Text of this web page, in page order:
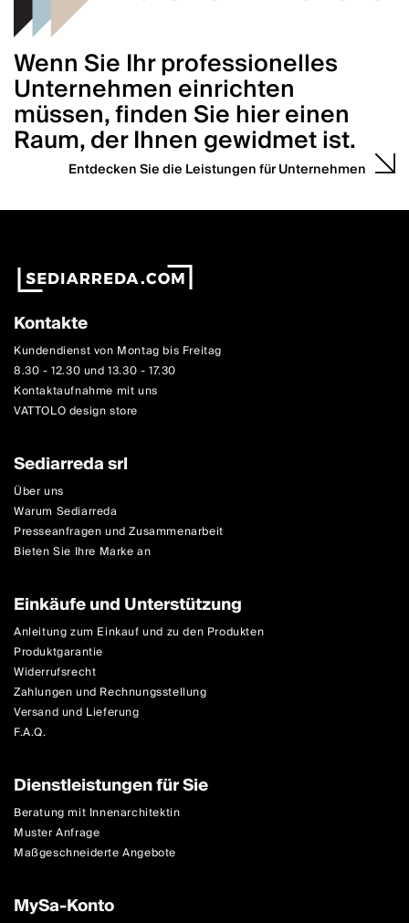
Wenn Sie Ihr professionelles
Unternehmen einrichten
müssen, finden Sie hier einen
Raum, der Ihnen gewidmet ist.
Entdecken Sie die Leistungen für Unternehmen
Kontakte
Kundendienst von Montag bis Freitag
8.30 - 12.30 und 13.30 - 17.30
Kontaktaufnahme mit uns
VATTOLO design store
Sediarreda srl
Über uns
Warum Sediarreda
Presseanfragen und Zusammenarbeit
Bieten Sie Ihre Marke an
Einkäufe und Unterstützung
Anleitung zum Einkauf und zu den Produkten
Produktgarantie
Widerrufsrecht
Zahlungen und Rechnungsstellung
Versand und Lieferung
F.A.Q.
Dienstleistungen für Sie
Beratung mit Innenarchitektin
Muster Anfrage
Maßgeschneiderte Angebote
MySa-Konto